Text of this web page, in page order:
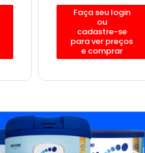
Faça seu login
ou
cadastre-se
para ver preços
e comprar